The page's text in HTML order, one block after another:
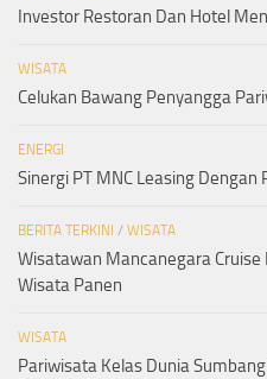
Investor Restoran Dan Hotel
WISATA
Celukan Bawang Penyangga
ENERGI
Sinergi PT MNC Leasing Dengan
BERITA TERKINI / WISATA
Wisatawan Mancanegara
Wisata Panen
WISATA
Pariwisata Kelas Dunia